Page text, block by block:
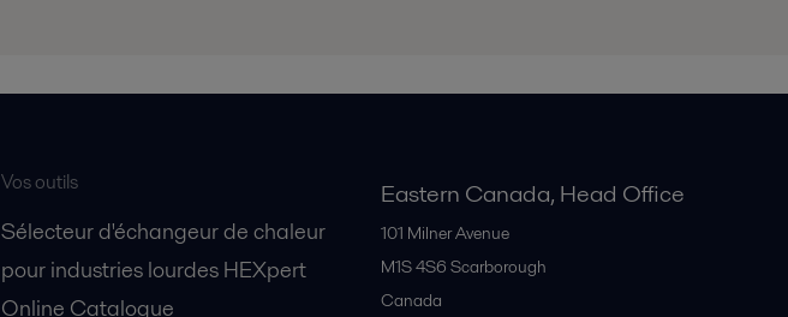
Vos outils
Sélecteur d'échangeur de chaleur
pour industries lourdes HEXpert
Online Catalogue
Eastern Canada, Head Office
101 Milner Avenue
M1S 4S6 Scarborough
Canada